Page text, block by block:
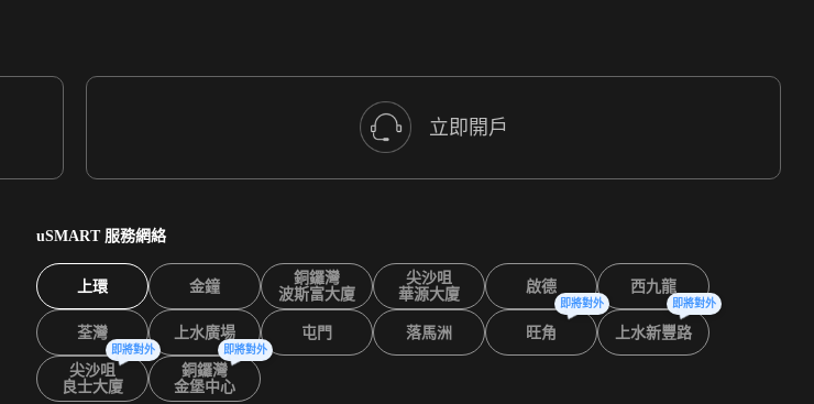
立即開戶
uSMART 服務網絡
上環 金鐘
銅鑼灣
波斯富大廈
尖沙咀
華源大廈
啟德 西九龍
荃灣 上水廣場 屯門 落馬洲 旺角
即將對外
上水新豐路
即將對外
尖沙咀
良士大廈
即將對外
銅鑼灣
金堡中心
即將對外